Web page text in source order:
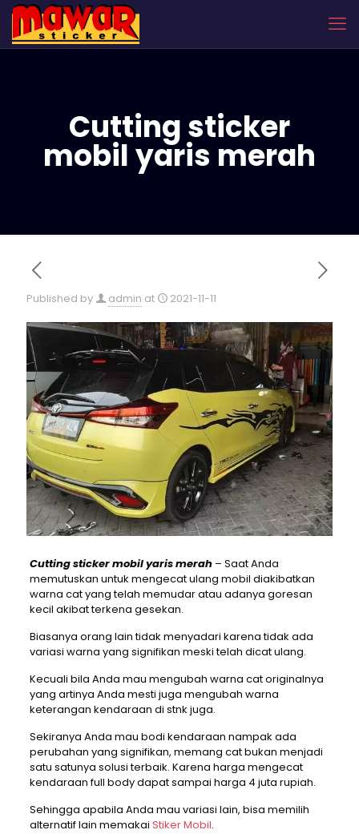
Cutting sticker
mobil yaris merah
Published by admin at 2021-11-11
Cutting sticker mobil yaris merah– Saat Anda
memutuskan untuk mengecat ulang mobil diakibatkan
warna cat yang telah memudar atau adanya goresan
kecil akibat terkena gesekan.
Biasanya orang lain tidak menyadari karena tidak ada
variasi warna yang signifikan meski telah dicat ulang.
Kecuali bila Anda mau mengubah warna cat originalnya
yang artinya Anda mesti juga mengubah warna
keterangan kendaraan di stnk juga.
Sekiranya Anda mau bodi kendaraan nampak ada
perubahan yang signifikan, memang cat bukan menjadi
satu satunya solusi terbaik. Karena harga mengecat
kendaraan full body dapat sampai harga 4 juta rupiah.
Sehingga apabila Anda mau variasi lain, bisa memilih
alternatif lain memakai Stiker Mobil.